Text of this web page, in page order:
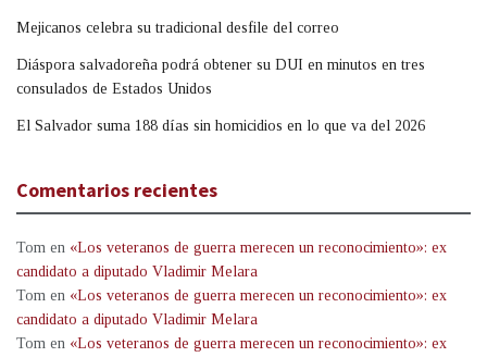
Mejicanos celebra su tradicional desfile del correo
Diáspora salvadoreña podrá obtener su DUI en minutos en tres
consulados de Estados Unidos
El Salvador suma 188 días sin homicidios en lo que va del 2026
Comentarios recientes
Tom en «Los veteranos de guerra merecen un reconocimiento»: ex
candidato a diputado Vladimir Melara
Tom en «Los veteranos de guerra merecen un reconocimiento»: ex
candidato a diputado Vladimir Melara
Tom en «Los veteranos de guerra merecen un reconocimiento»: ex